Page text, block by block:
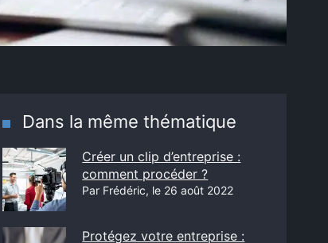
Dans la même thématique
Créer un clip d’entreprise :
comment procéder ?
Par Frédéric, le 26 août 2022
Protégez votre entreprise :